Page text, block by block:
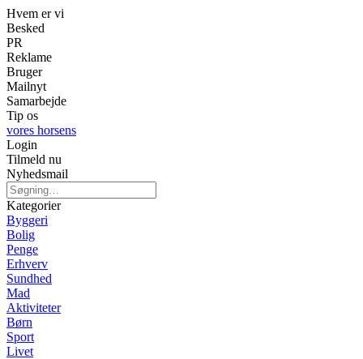
Hvem er vi
Besked
PR
Reklame
Bruger
Mailnyt
Samarbejde
Tip os
vores horsens
Login
Tilmeld nu
Nyhedsmail
Kategorier
Byggeri
Bolig
Penge
Erhverv
Sundhed
Mad
Aktiviteter
Børn
Sport
Livet